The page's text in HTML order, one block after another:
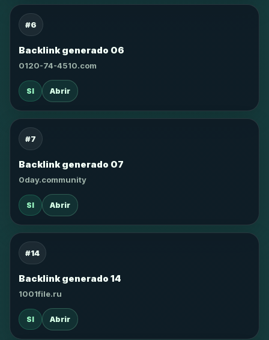
#6
Backlink generado 06
0120-74-4510.com
SI Abrir
#7
Backlink generado 07
0day.community
SI Abrir
#14
Backlink generado 14
1001file.ru
SI Abrir